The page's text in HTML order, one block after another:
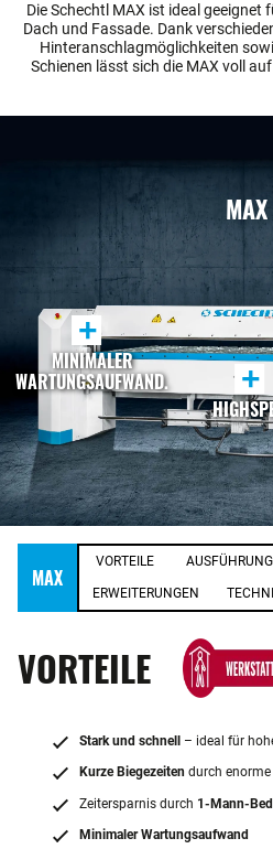
Die Schechtl MAX ist ideal
Dach und Fassade. Dank
Hinteranschlagmöglichkeiten
Schienen lässt sich die MAX voll
MAX
+
MINIMALER
WARTUNGSAUFWAND. +
MAX
VORTEILE
ERWEITERUNGEN
VORTEILE
Stark und schnell – ideal für
Kurze Biegezeiten durch
Zeitersparnis durch 1-Mann-
Minimaler Wartungsaufwand